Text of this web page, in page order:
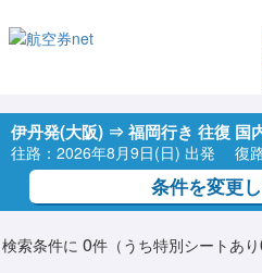
伊丹発(大阪) ⇒ 福岡行き 往復 国
往路：2026年8月9日(日) 出発 復
条件を変更
検索条件に 0件（うち特別シートあり